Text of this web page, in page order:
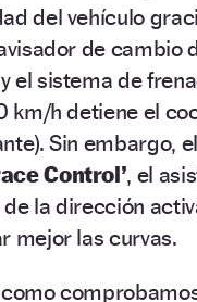
del vehículo
de cambio
el sistema de
km/h detiene el
Sin embargo,
Control’, el
la dirección
mejor las curvas.